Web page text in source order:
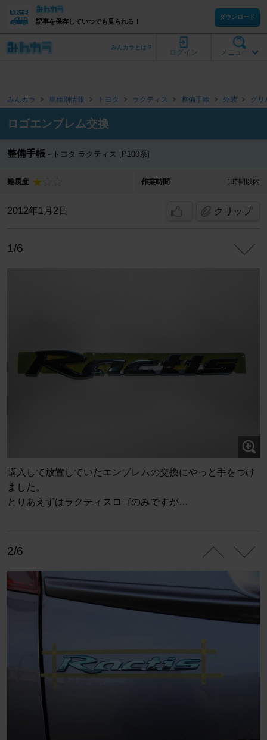
記事を保存していつでも見られる！
ダウンロード
メニュー
ログイン
みんカラとは？
みんカラ 車種別情報 トヨタ ラクティス 整備手帳 外装 グリ
ロゴエンブレム交換
整備手帳 トヨタ ラクティス [P100系]
難易度 作業時間 1時間以内
2012年1月2日 クリップ
1/6
購入して放置していたエンブレムの交換にやっと手をつけ
ました。
とりあえずはラクティスロゴのみですが…
2/6